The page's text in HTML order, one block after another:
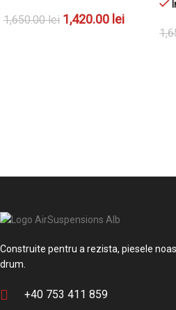
1,650.00lei 1,420.00 lei
Construite pentru a rezista, piesele
drum.
+40 753 411 859